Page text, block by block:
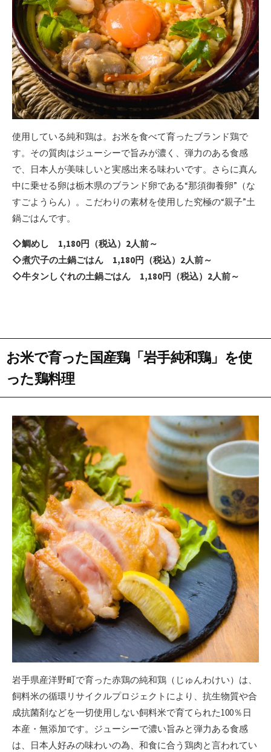
使用している純和鶏は。お米を食べて育ったブランド鶏で
す。その質肉はジューシーで旨みが濃く、弾力のある食感
で、日本人が美味しいと実感出来る味わいです。さらに真ん
中に乗せる卵は栃木県のブランド卵である“那須御養卵”（な
すごようらん）。こだわりの素材を使用した究極の“親子”土
鍋ごはんです。
◇鯛めし 1,180円（税込）2人前～
◇煮穴子の土鍋ごはん 1,180円（税込）2人前～
◇牛タンしぐれの土鍋ごはん 1,180円（税込）2人前～
お米で育った国産鶏「岩手純和鶏」を使
った鶏料理
岩手県産洋野町で育った赤鶏の純和鶏（じゅんわけい）は、
飼料米の循環リサイクルプロジェクトにより、抗生物質や合
成抗菌剤などを一切使用しない飼料米で育てられた100％日
本産・無添加です。ジューシーで濃い旨みと弾力ある食感
は、日本人好みの味わいの為、和食に合う鶏肉と言われてい